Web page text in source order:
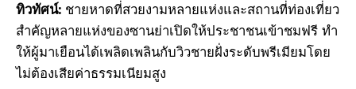
ทิวทัศน์: ชายหาดที่สวยงามหลายแห่งและสถานที่ท่องเที่ยว
สําคัญหลายแห่งของซานย่าเปิดให้ประชาชนเข้าชมฟรี ทํา
ให้ผู้มาเยือนได้เพลิดเพลินกับวิวชายฝั่งระดับพรีเมียมโดย
ไม่ต้องเสียค่าธรรมเนียมสูง